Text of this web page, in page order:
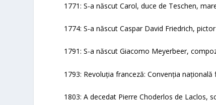
1771: S-a născut Carol, duce de Teschen,
1774: S-a născut Caspar David Friedrich,
1791: S-a născut Giacomo Meyerbeer,
1793: Revoluția franceză: Convenția
1803: A decedat Pierre Choderlos de Laclos,